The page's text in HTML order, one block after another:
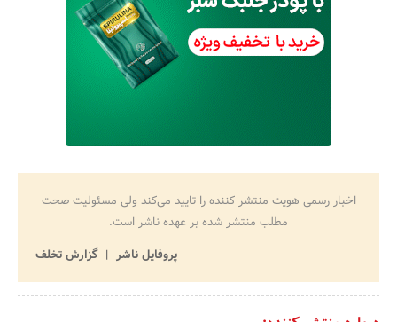
اخبار رسمی هویت منتشر کننده را تایید می‌کند ولی مسئولیت صحت
مطلب منتشر شده بر عهده ناشر است.
پروفایل ناشر
گزارش تخلف